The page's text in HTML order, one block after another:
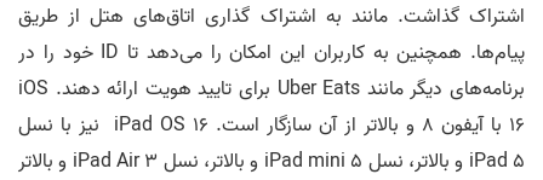
اشتراک گذاشت. مانند به اشتراک گذاری اتاق‌های هتل از طریق
پیام‌ها. همچنین به کاربران این امکان را می‌دهد تا ID خود را در
برنامه‌های دیگر مانند Uber Eats برای تایید هویت ارائه دهند. iOS
16 با آیفون 8 و بالاتر از آن سازگار است. iPad OS 16 نیز با نسل
iPad 5 و بالاتر، نسل iPad mini 5 و بالاتر، نسل iPad Air 3 و بالاتر